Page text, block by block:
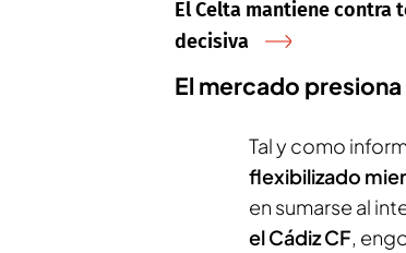
El Celta mantiene contra
decisiva
El mercado
Tal y como
flexibilizado
en sumarse al
el Cádiz CF,